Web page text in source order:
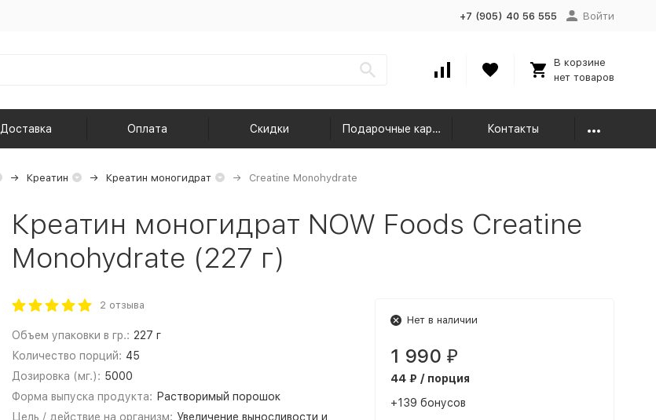
+7 (905) 40 56 555 Войти
В корзине
нет товаров
Доставка Оплата Скидки Подарочные карты Контакты
Креатин Креатин моногидрат Creatine Monohydrate
Креатин моногидрат NOW Foods Creatine
Monohydrate (227 г)
2 отзыва
Объем упаковки в гр.: 227 г
Количество порций: 45
Дозировка (мг.): 5000
Форма выпуска продукта: Растворимый порошок
Цель / действие на организм: Увеличение выносливости и
Нет в наличии
1 990 ₽
44 ₽ / порция
+139 бонусов